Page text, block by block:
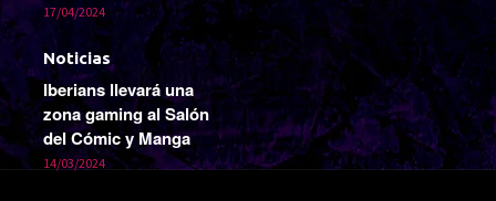
17/04/2024
Noticias
Iberians llevará una
zona gaming al Salón
del Cómic y Manga
14/03/2024